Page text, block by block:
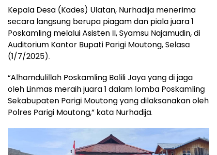
Kepala Desa (Kades) Ulatan, Nurhadija menerima
secara langsung berupa piagam dan piala juara 1
Poskamling melalui Asisten II, Syamsu Najamudin, di
Auditorium Kantor Bupati Parigi Moutong, Selasa
(1/7/2025).
“Alhamdulillah Poskamling Bolili Jaya yang di jaga
oleh Linmas meraih juara 1 dalam lomba Poskamling
Sekabupaten Parigi Moutong yang dilaksanakan oleh
Polres Parigi Moutong,” kata Nurhadija.